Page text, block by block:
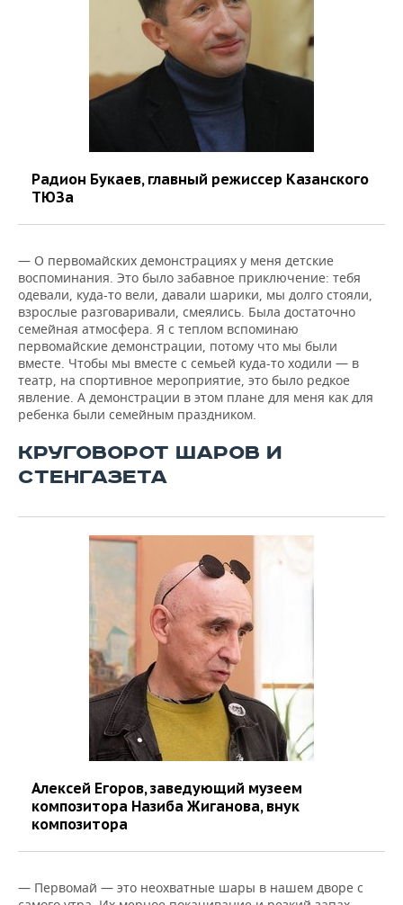
Радион Букаев, главный режиссер Казанского
ТЮЗа
— О первомайских демонстрациях у меня детские
воспоминания. Это было забавное приключение: тебя
одевали, куда-то вели, давали шарики, мы долго стояли,
взрослые разговаривали, смеялись. Была достаточно
семейная атмосфера. Я с теплом вспоминаю
первомайские демонстрации, потому что мы были
вместе. Чтобы мы вместе с семьей куда-то ходили — в
театр, на спортивное мероприятие, это было редкое
явление. А демонстрации в этом плане для меня как для
ребенка были семейным праздником.
КРУГОВОРОТ ШАРОВ И
СТЕНГАЗЕТА
Алексей Егоров, заведующий музеем
композитора Назиба Жиганова, внук
композитора
— Первомай — это неохватные шары в нашем дворе с